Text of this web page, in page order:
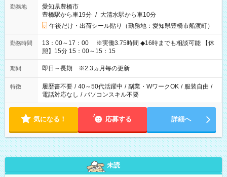
勤務地
愛知県豊橋市
豊橋駅から車19分 / 大清水駅から車10分
午後だけ・出荷シール貼り（勤務地：愛知県豊橋市船渡町）
勤務時間
13：00～17：00 ※実働3.75時間 ◆16時までも相談可能 【休
憩】15分 15：00～15：15
期間 即日～長期 ※2.3ヵ月毎の更新
特徴 履歴書不要 / 40～50代活躍中 / 副業・WワークOK / 服装自由 /
電話対応なし / パソコンスキル不要
気になる！ 応募する 詳細へ
未読